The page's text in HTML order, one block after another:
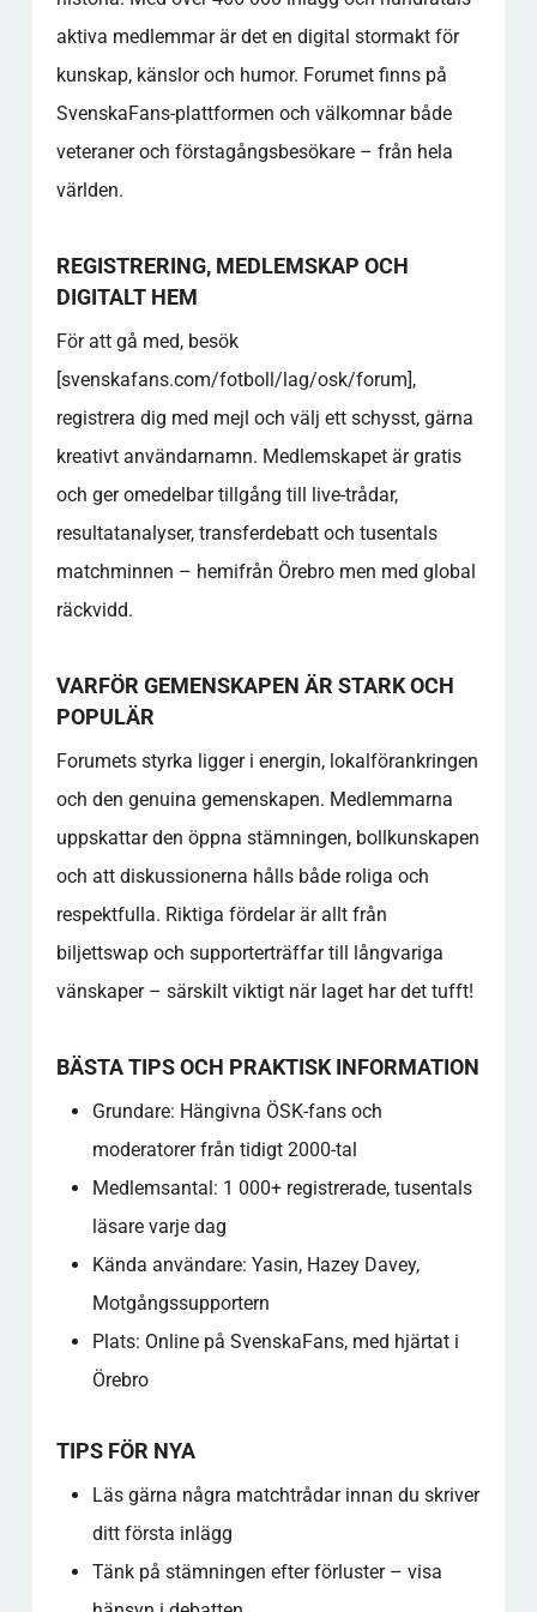
aktiva medlemmar är det en digital stormakt för
kunskap, känslor och humor. Forumet finns på
SvenskaFans-plattformen och välkomnar både
veteraner och förstagångsbesökare – från hela
världen.
REGISTRERING, MEDLEMSKAP OCH
DIGITALT HEM
För att gå med, besök
[svenskafans.com/fotboll/lag/osk/forum],
registrera dig med mejl och välj ett schysst, gärna
kreativt användarnamn. Medlemskapet är gratis
och ger omedelbar tillgång till live-trådar,
resultatanalyser, transferdebatt och tusentals
matchminnen – hemifrån Örebro men med global
räckvidd.
VARFÖR GEMENSKAPEN ÄR STARK OCH
POPULÄR
Forumets styrka ligger i energin, lokalförankringen
och den genuina gemenskapen. Medlemmarna
uppskattar den öppna stämningen, bollkunskapen
och att diskussionerna hålls både roliga och
respektfulla. Riktiga fördelar är allt från
biljettswap och supporterträffar till långvariga
vänskaper – särskilt viktigt när laget har det tufft!
BÄSTA TIPS OCH PRAKTISK INFORMATION
Grundare: Hängivna ÖSK-fans och
moderatorer från tidigt 2000-tal
Medlemsantal: 1 000+ registrerade, tusentals
läsare varje dag
Kända användare: Yasin, Hazey Davey,
Motgångssupportern
Plats: Online på SvenskaFans, med hjärtat i
Örebro
TIPS FÖR NYA
Läs gärna några matchtrådar innan du skriver
ditt första inlägg
Tänk på stämningen efter förluster – visa
på forumet?
Hur fungerar modereringen på forumet och
vad händer vid regelbrott?
Vilka traditioner från verkliga livet speglas i
Hur ser prisnivå och tillgänglighet ut för
Hur får jag snabbast hjälp vid tekniska
problem eller frågor?
matcher, trupp eller event?
Populära kategorier